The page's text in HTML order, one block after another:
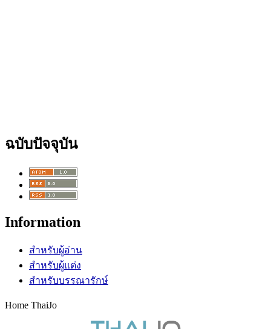
ฉบับปัจจุบัน
Information
สำหรับผู้อ่าน
สำหรับผู้แต่ง
สำหรับบรรณารักษ์
Home ThaiJo